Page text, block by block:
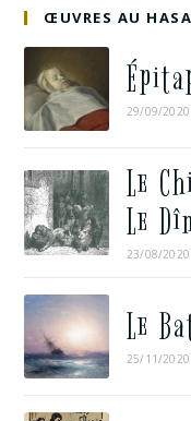
ŒUVRES AU
29/09/2020
Le
Le
23/08/2020
Le
25/11/2020